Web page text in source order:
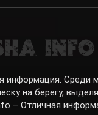
информация. Среди
на берегу,
– Отличная